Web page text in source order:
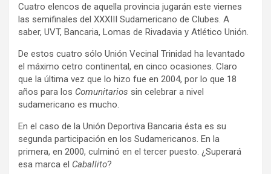
Cuatro elencos de aquella provincia jugarán este viernes
las semifinales del XXXIII Sudamericano de Clubes. A
saber, UVT, Bancaria, Lomas de Rivadavia y Atlético Unión.
De estos cuatro sólo Unión Vecinal Trinidad ha levantado
el máximo cetro continental, en cinco ocasiones. Claro
que la última vez que lo hizo fue en 2004, por lo que 18
años para los Comunitarios sin celebrar a nivel
sudamericano es mucho.
En el caso de la Unión Deportiva Bancaria ésta es su
segunda participación en los Sudamericanos. En la
primera, en 2000, culminó en el tercer puesto. ¿Superará
esa marca el Caballito?